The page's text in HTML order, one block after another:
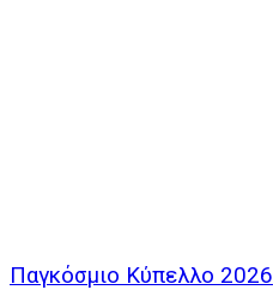
Παγκόσμιο Κύπελλο 2026